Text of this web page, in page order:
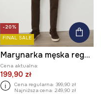
-20%
FINAL SALE
Marynarka męska regular melanżowa
Cena aktualna:
199,90 zł
Cena regularna: 399,90 zł
Najniższa cena: 249,90 zł